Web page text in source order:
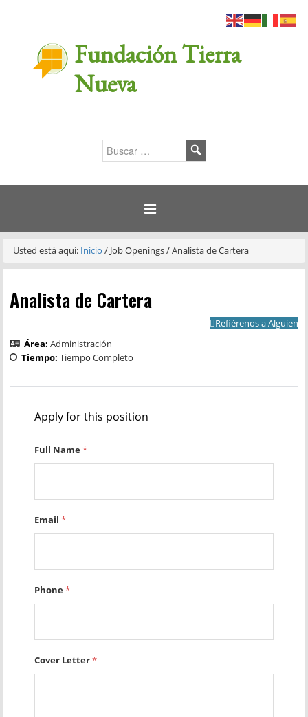
Fundación Tierra
Nueva
Usted está aquí: Inicio/ Job Openings/Analista de Cartera
Analista de Cartera
Refiérenos a Alguien
Área:Administración
Tiempo:Tiempo Completo
Apply for this position
Full Name*
Email*
Phone*
Cover Letter*